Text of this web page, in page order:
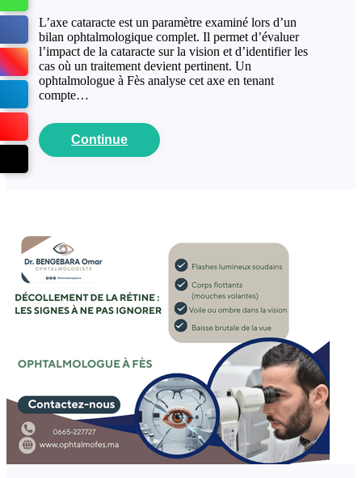
L’axe cataracte est un paramètre examiné lors d’un
bilan ophtalmologique complet. Il permet d’évaluer
l’impact de la cataracte sur la vision et d’identifier les
cas où un traitement devient pertinent. Un
ophtalmologue à Fès analyse cet axe en tenant
compte…
Continue